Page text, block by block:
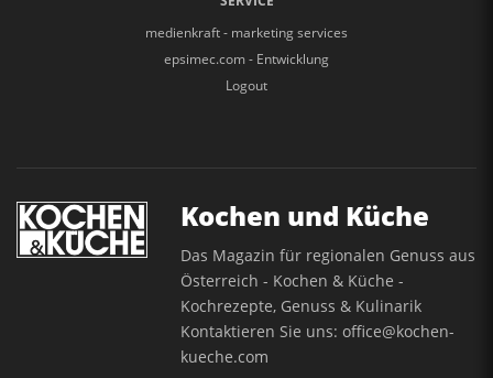
medienkraft - marketing services
epsimec.com - Entwicklung
Logout
Kochen und Küche
Das Magazin für regionalen Genuss aus
Österreich - Kochen & Küche -
Kochrezepte, Genuss & Kulinarik
Kontaktieren Sie uns:office@kochen-
kueche.com